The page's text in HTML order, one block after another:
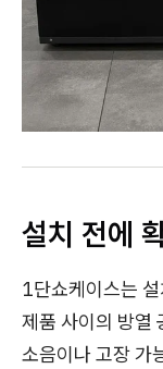
설치 전에
1단쇼케이스는
제품 사이의 방열
소음이나 고장 가